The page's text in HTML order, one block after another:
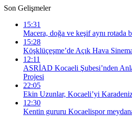
Son Gelişmeler
15:31
Macera, doğa ve keşif aynı rotada
15:28
Köşklüçeşme’de Açık Hava
12:11
ASRİAD Kocaeli Şubesi’nden
Projesi
22:05
Ekin Uzunlar, Kocaeli’yi
12:30
Kentin gururu Kocaelispor